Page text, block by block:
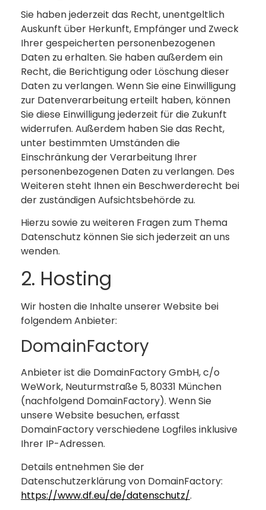
Sie haben jederzeit das Recht, unentgeltlich
Auskunft über Herkunft, Empfänger und Zweck
Ihrer gespeicherten personenbezogenen
Daten zu erhalten. Sie haben außerdem ein
Recht, die Berichtigung oder Löschung dieser
Daten zu verlangen. Wenn Sie eine Einwilligung
zur Datenverarbeitung erteilt haben, können
Sie diese Einwilligung jederzeit für die Zukunft
widerrufen. Außerdem haben Sie das Recht,
unter bestimmten Umständen die
Einschränkung der Verarbeitung Ihrer
personenbezogenen Daten zu verlangen. Des
Weiteren steht Ihnen ein Beschwerderecht bei
der zuständigen Aufsichtsbehörde zu.
Hierzu sowie zu weiteren Fragen zum Thema
Datenschutz können Sie sich jederzeit an uns
wenden.
2. Hosting
Wir hosten die Inhalte unserer Website bei
folgendem Anbieter:
DomainFactory
Anbieter ist die DomainFactory GmbH, c/o
WeWork, Neuturmstraße 5, 80331 München
(nachfolgend DomainFactory). Wenn Sie
unsere Website besuchen, erfasst
DomainFactory verschiedene Logfiles inklusive
Ihrer IP-Adressen.
Details entnehmen Sie der
Datenschutzerklärung von DomainFactory:
https://www.df.eu/de/datenschutz/.